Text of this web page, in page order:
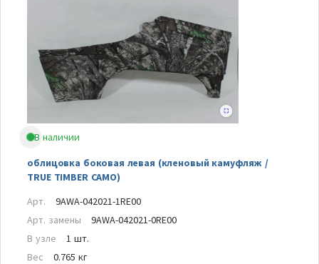
В наличии
облицовка боковая левая (кленовый камуфляж /
TRUE TIMBER CAMO)
Арт.
9AWA-042021-1RE00
Арт. замены
9AWA-042021-0RE00
В узле
1 шт.
Вес
0.765 кг